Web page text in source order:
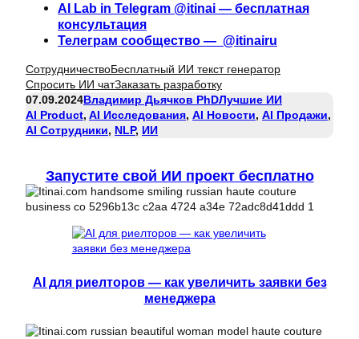
AI Lab in Telegram @itinai — бесплатная
консультация
Телеграм сообщество — @itinairu
СотрудничествоБесплатный ИИ текст генератор
Спросить ИИ чатЗаказать разработку
07.09.2024Владимир Дьячков PhDЛучшие ИИ
AI Product, AI Исследования, AI Новости, AI Продажи
AI Сотрудники, NLP, ИИ
Запустите свой ИИ проект бесплатно
AI для риелторов — как увеличить заявки без
менеджера